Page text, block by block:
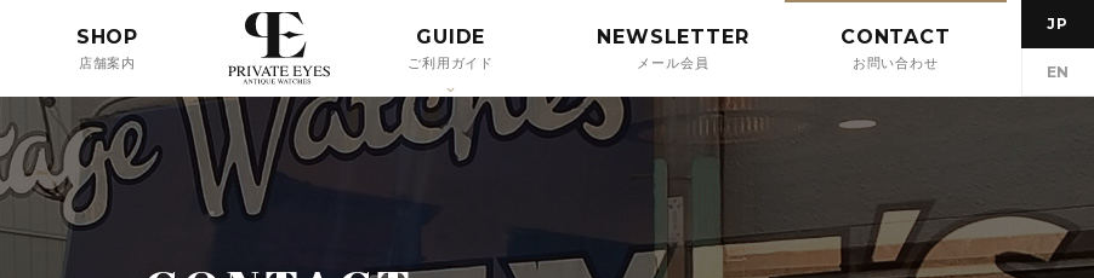
SHOP
店舗案内
GUIDE
ご利用ガイド
NEWSLETTER
メール会員
CONTACT
お問い合わせ
JP
EN